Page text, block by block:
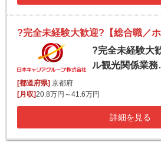
?完全未経験大
ル観光関係業
[都道府県] 京都府
[月収]20.8万円～41.6万円
詳細を見る